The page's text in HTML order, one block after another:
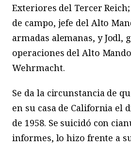
Exteriores del Tercer
de campo, jefe del Alto
armadas alemanas, y Jodl,
operaciones del Alto
Wehrmacht.
Se da la circunstancia de
en su casa de California el
de 1958. Se suicidó con
informes, lo hizo frente a